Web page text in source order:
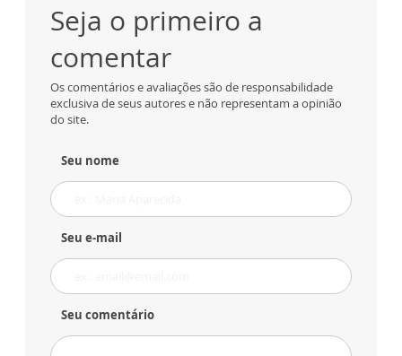
Seja o primeiro a
comentar
Os comentários e avaliações são de responsabilidade
exclusiva de seus autores e não representam a opinião
do site.
Seu nome
Seu e-mail
Seu comentário